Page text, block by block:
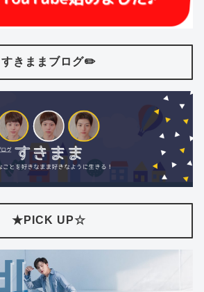
すきままブログ✏️
★PICK UP☆